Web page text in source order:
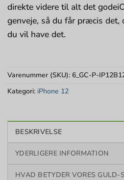
direkte videre til alt det
genveje, så du får præcis det,
du vil have det.
Varenummer (SKU): 6_GC-P-
Kategori: iPhone 12
BESKRIVELSE
YDERLIGERE INFORMATION
HVAD BETYDER VORES